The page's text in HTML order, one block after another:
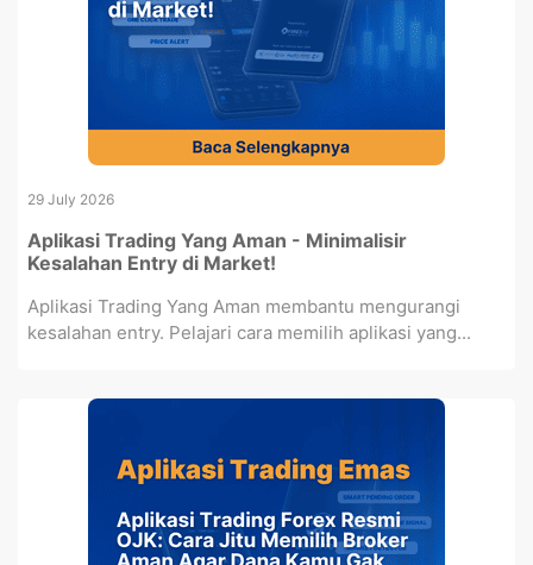
29 July 2026
Aplikasi Trading Yang Aman - Minimalisir
Kesalahan Entry di Market!
Aplikasi Trading Yang Aman membantu mengurangi
kesalahan entry. Pelajari cara memilih aplikasi yang...